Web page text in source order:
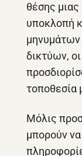
θέσης
υποκλοπή
δικτύων,
τοποθεσία
Μόλις
μπορούν